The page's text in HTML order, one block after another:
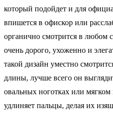
который подойдет и для
впишется в офискор или
органично смотрится в любом
очень дорого, ухоженно и
такой дизайн уместно
длины, лучше всего он
овальных ноготках или мягком
удлиняет пальцы, делая их